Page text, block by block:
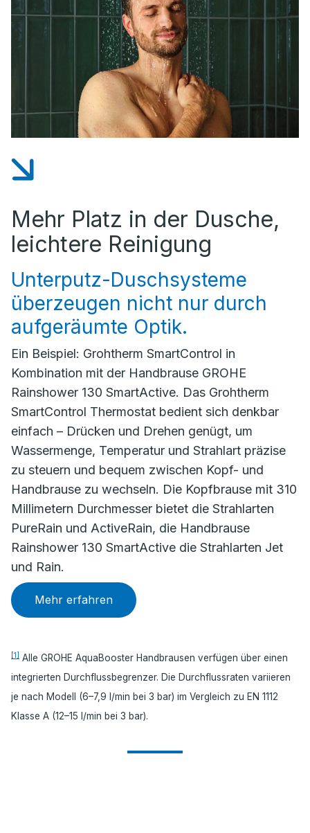
Mehr Platz in der Dusche,
leichtere Reinigung
Unterputz-Duschsysteme
überzeugen nicht nur durch
aufgeräumte Optik.
Ein Beispiel: Grohtherm SmartControl in
Kombination mit der Handbrause GROHE
Rainshower 130 SmartActive. Das Grohtherm
SmartControl Thermostat bedient sich denkbar
einfach – Drücken und Drehen genügt, um
Wassermenge, Temperatur und Strahlart präzise
zu steuern und bequem zwischen Kopf- und
Handbrause zu wechseln. Die Kopfbrause mit 310
Millimetern Durchmesser bietet die Strahlarten
PureRain und ActiveRain, die Handbrause
Rainshower 130 SmartActive die Strahlarten Jet
und Rain.
Mehr erfahren
[1]
Alle GROHE AquaBooster Handbrausen verfügen über einen
integrierten Durchflussbegrenzer. Die Durchflussraten variieren
je nach Modell (6–7,9 l/min bei 3 bar) im Vergleich zu EN 1112
Klasse A (12–15 l/min bei 3 bar).